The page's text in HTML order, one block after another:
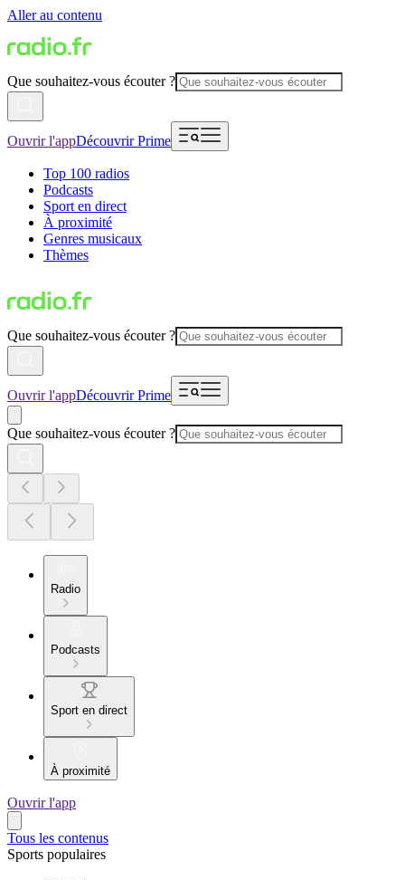
Aller au contenu
Que souhaitez-vous écouter ?
Ouvrir l'appDécouvrir Prime
Top 100 radios
Podcasts
Sport en direct
À proximité
Genres musicaux
Thèmes
Que souhaitez-vous écouter ?
Ouvrir l'appDécouvrir Prime
Que souhaitez-vous écouter ?
Radio
Podcasts
Sport en direct
À proximité
Ouvrir l'app
Tous les contenus
Sports populaires